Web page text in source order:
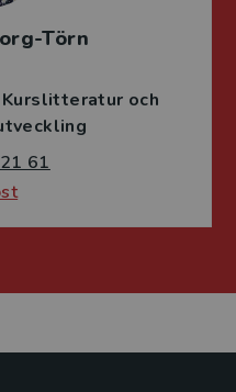
Törn
Kurslitteratur och
61